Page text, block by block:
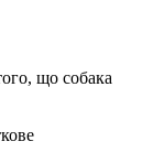
що собака